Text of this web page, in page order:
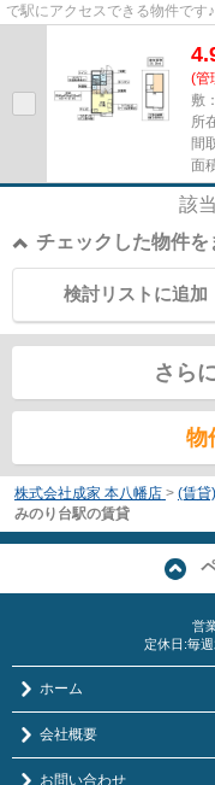
で駅にアクセスできる物件です
(管
敷
所
間
面
該
チェックした物件を
検討リストに追加
さら
物
株式会社成家 本八幡店 > (賃貸
みのり台駅の賃貸
営
定休日:毎
ホーム
会社概要
お問い合わせ